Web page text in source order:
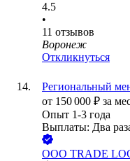
4.5
•
11 отзывов
Воронеж
Откликнуться
Региональный
от 150 000 ₽ за
Опыт 1-3 года
Выплаты: Два
ООО TRADE